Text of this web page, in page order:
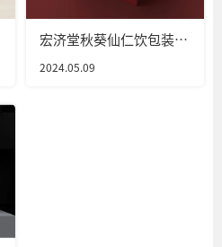
宏济堂秋葵仙仁饮包装设
2024.05.09